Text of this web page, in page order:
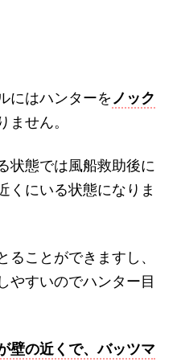
にはハンターをノック
ません。
状態では風船救助後に
くにいる状態になりま
ことができますし、
やすいのでハンター目
壁の近くで、バッツマ